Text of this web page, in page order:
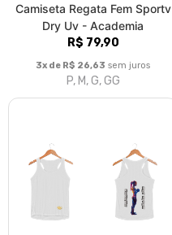
Camiseta Regata Fem Sportv
Dry Uv - Academia
R$ 79,90
3x de R$ 26,63 sem juros
P, M, G, GG